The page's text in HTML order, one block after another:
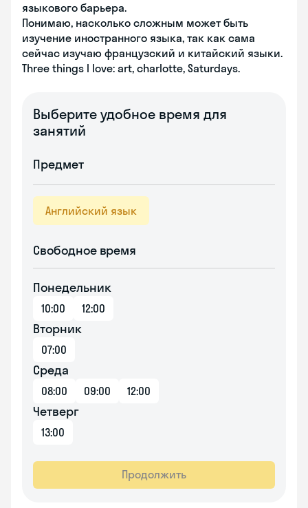
языкового барьера.
Понимаю, насколько сложным может быть
изучение иностранного языка, так как сама
сейчас изучаю французский и китайский языки.
Three things I love: art, charlotte, Saturdays.
Выберите удобное время для
занятий
Предмет
Английский язык
Свободное время
Понедельник
10:00 12:00
Вторник
07:00
Среда
08:00 09:00 12:00
Четверг
13:00
Продолжить